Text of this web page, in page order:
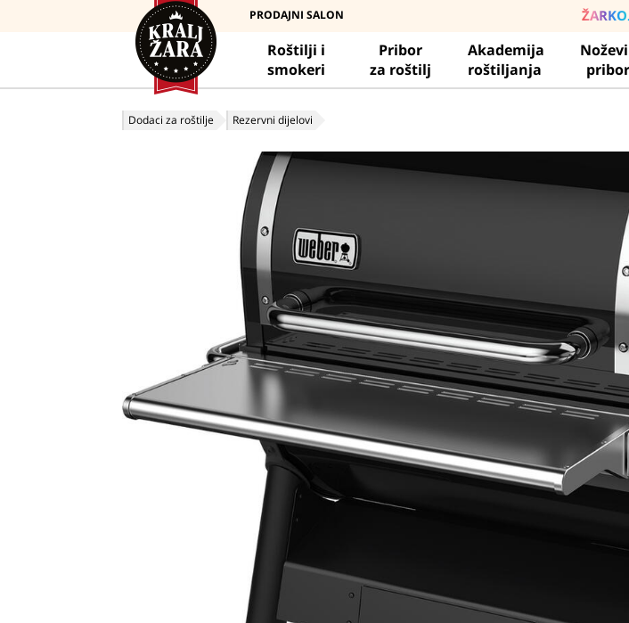
PRODAJNI SALON ŽARKO
Roštilji i
smokeri
Pribor
za roštilj
Akademija
roštiljanja
pribor
Dodaci za roštilje Rezervni dijelovi